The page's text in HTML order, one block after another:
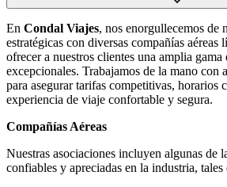
En Condal Viajes, nos enorgullecemos de
estratégicas con diversas compañías aéreas
ofrecer a nuestros clientes una amplia
excepcionales. Trabajamos de la mano con
para asegurar tarifas competitivas, horarios
experiencia de viaje confortable y segura.
Compañías Aéreas
Nuestras asociaciones incluyen algunas de
confiables y apreciadas en la industria, tales